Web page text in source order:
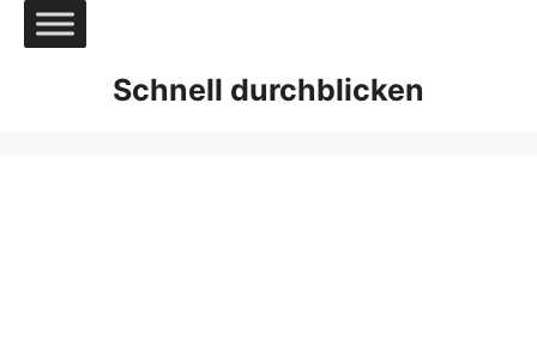
Zum
Inhalt
Schnell durchblicken